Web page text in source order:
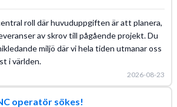
roll där huvuduppgiften är att planera,
av skrov till pågående projekt. Du
miljö där vi hela tiden utmanar oss
i världen.
2026-08-23
operatör sökes!